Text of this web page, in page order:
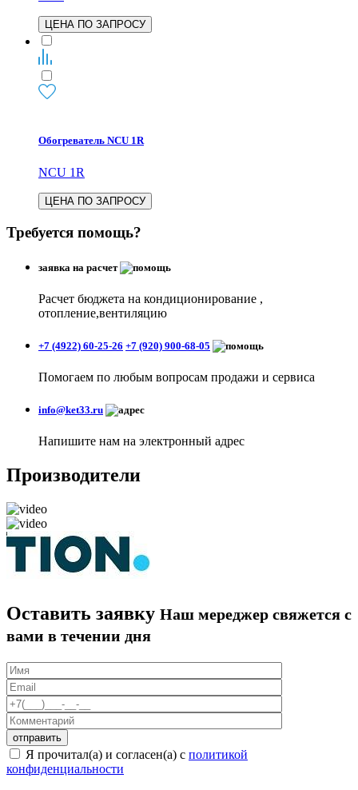
ЦЕНА ПО ЗАПРОСУ
Обогреватель NCU 1R
NCU 1R
ЦЕНА ПО ЗАПРОСУ
Требуется помощь?
заявка на расчет
Расчет бюджета на кондиционирование ,
отопление,вентиляцию
+7 (4922) 60-25-26 +7 (920) 900-68-05
Помогаем по любым вопросам продажи и сервиса
info@ket33.ru
Напишите нам на электронный адрес
Производители
Оставить заявку Наш мереджер свяжется с
вами в течении дня
Я прочитал(а) и согласен(а) с политикой
конфиденциальности